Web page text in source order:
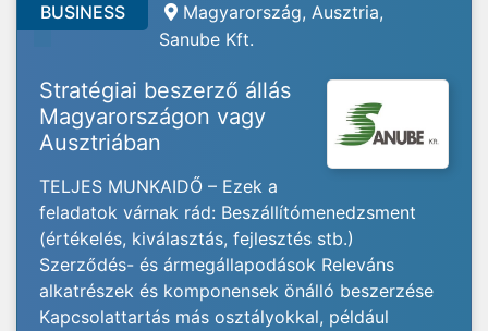
BUSINESS
Magyarország, Ausztria,
Sanube Kft.
Stratégiai beszerző állás
Magyarországon vagy
Ausztriában
TELJES MUNKAIDŐ – Ezek a
feladatok várnak rád: Beszállítómenedzsment
(értékelés, kiválasztás, fejlesztés stb.)
Szerződés- és ármegállapodások Releváns
alkatrészek és komponensek önálló beszerzése
Kapcsolattartás más osztályokkal, például